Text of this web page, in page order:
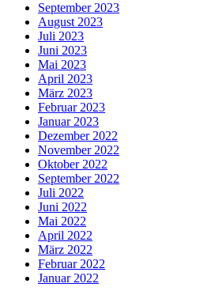
September 2023
August 2023
Juli 2023
Juni 2023
Mai 2023
April 2023
März 2023
Februar 2023
Januar 2023
Dezember 2022
November 2022
Oktober 2022
September 2022
Juli 2022
Juni 2022
Mai 2022
April 2022
März 2022
Februar 2022
Januar 2022